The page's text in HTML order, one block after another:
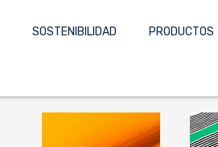
SOSTENIBILIDAD PRODUCTOS